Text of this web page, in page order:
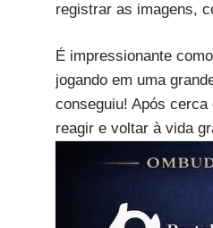
registrar as imagens,
É impressionante
jogando em uma
conseguiu! Após
reagir e voltar à vida